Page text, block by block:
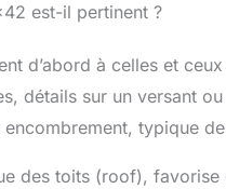
est-il pertinent ?
d’abord à celles et
détails sur un versant
typique
des toits (roof), favorise